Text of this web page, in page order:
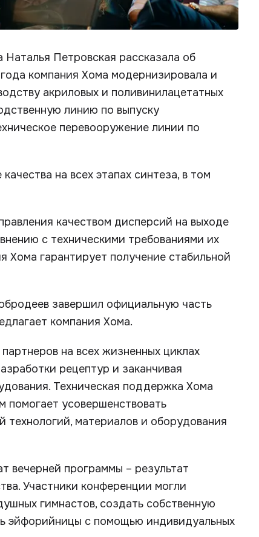
Наталья Петровская рассказала об
компания Хома модернизировала и
акриловых и поливинилацетатных
линию по выпуску
перевооружение линии по
на всех этапах синтеза, в том
качеством дисперсий на выходе
с техническими требованиями их
Хома гарантирует получение стабильной
завершил официальную часть
компания Хома.
на всех жизненных циклах
рецептур и заканчивая
Техническая поддержка Хома
помогает усовершенствовать
материалов и оборудования
вечерней программы – результат
Участники конференции могли
гимнастов, создать собственную
эйфорийницы с помощью индивидуальных